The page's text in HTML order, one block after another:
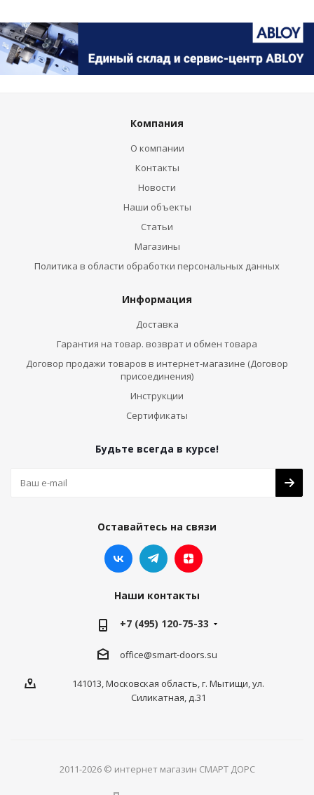
Компания
О компании
Контакты
Новости
Наши объекты
Статьи
Магазины
Политика в области обработки персональных данных
Информация
Доставка
Гарантия на товар. возврат и обмен товара
Договор продажи товаров в интернет-магазине (Договор
присоединения)
Инструкции
Сертификаты
Будьте всегда в курсе!
Оставайтесь на связи
Наши контакты
+7 (495) 120-75-33
office@smart-doors.su
141013, Московская область, г. Мытищи, ул.
Силикатная, д.31
2011-2026 © интернет магазин СМАРТ ДОРС